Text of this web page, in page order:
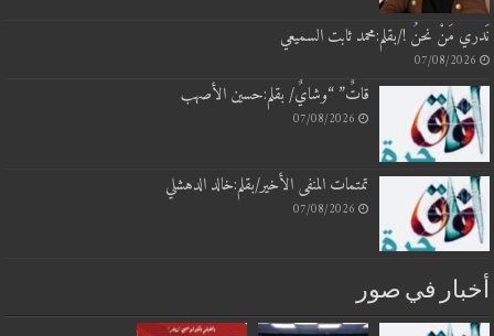
نَدري مَنْ نحنُ !/بقلم:محمد ثابت السميعي
07/08/2026
قاتٌ” “وشايٌ/ بقلم:حسين الأصهب
07/08/2026
تمتمات المنفى الأخير/بقلم:خالد الدهشلي
07/08/2026
أخبار في صور